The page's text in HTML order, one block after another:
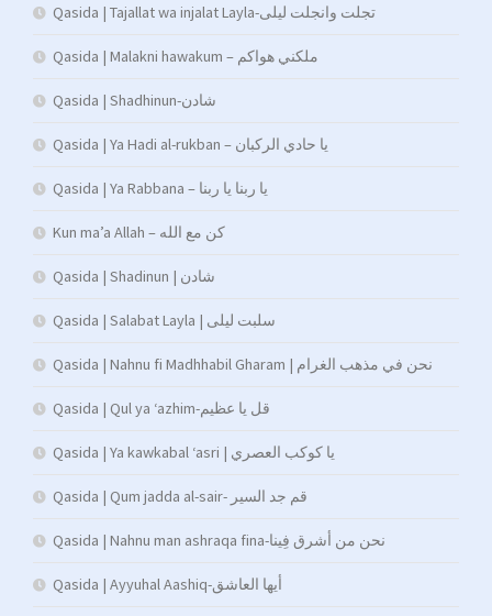
Qasida | Tajallat wa injalat Layla-تجلت وانجلت ليلى
Qasida | Malakni hawakum – ملكني هواكم
Qasida | Shadhinun-شادن
Qasida | Ya Hadi al-rukban – يا حادي الركبان
Qasida | Ya Rabbana – يا ربنا يا ربنا
Kun ma’a Allah – كن مع الله
Qasida | Shadinun | شادن
Qasida | Salabat Layla | سلبت ليلى
Qasida | Nahnu fi Madhhabil Gharam | نحن في مذهب الغرام
Qasida | Qul ya ‘azhim-قل يا عظيم
Qasida | Ya kawkabal ‘asri | يا كوكب العصري
Qasida | Qum jadda al-sair- قم جد السير
Qasida | Nahnu man ashraqa fina-نحن من أشرق فِينا
Qasida | Ayyuhal Aashiq-أيها العاشق